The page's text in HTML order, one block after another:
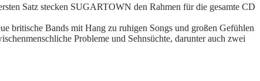
Satz stecken SUGARTOWN den Rahmen für die gesamte CD
britische Bands mit Hang zu ruhigen Songs und großen Gefühlen
Probleme und Sehnsüchte, darunter auch zwei